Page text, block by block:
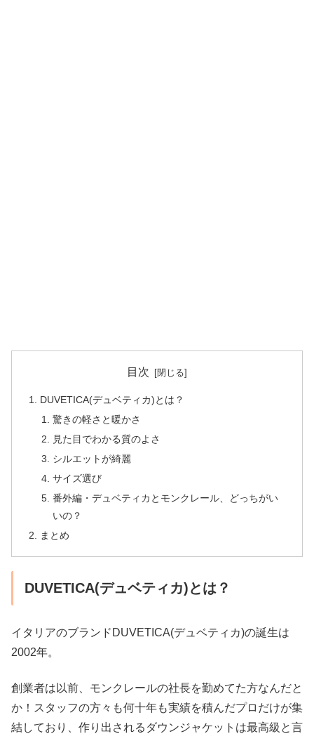
目次
DUVETICA(デュベティカ)とは？
驚きの軽さと暖かさ
見た目でわかる質のよさ
シルエットが綺麗
サイズ選び
番外編・デュベティカとモンクレール、どっちがい
いの？
まとめ
DUVETICA(デュベティカ)とは？
イタリアのブランドDUVETICA(デュベティカ)の誕生は
2002年。
創業者は以前、モンクレールの社長を勤めてた方なんだと
か！スタッフの方々も何十年も実績を積んだプロだけが集
結しており、作り出されるダウンジャケットは最高級と言